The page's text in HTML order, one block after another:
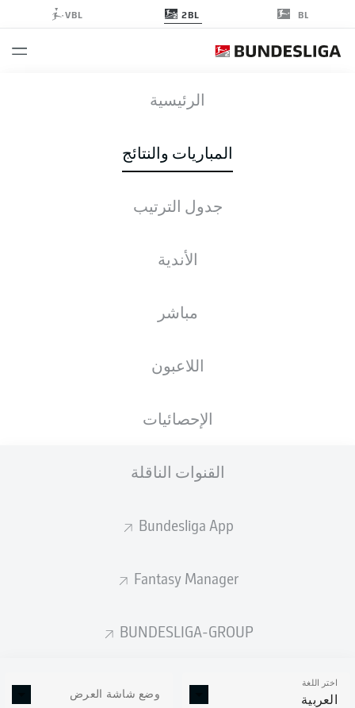
BL
2BL
VBL
الرئيسية
المباريات والنتائج
جدول الترتيب
الأندية
مباشر
اللاعبون
الإحصائيات
القنوات الناقلة
Bundesliga App
Fantasy Manager
BUNDESLIGA-GROUP
اختر اللغة
العربية وضع شاشة العرض
2
1
الأخبار التشكيلات الإحصائيات